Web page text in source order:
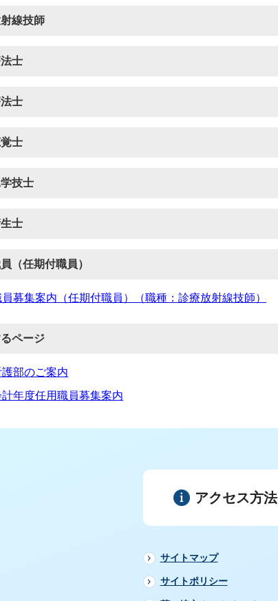
線技師
士
士
士
技士
士
（任期付職員）
募集案内（任期付職員）（職種：診療放射線技師）
ページ
護部のご案内
計年度任用職員募集案内
アクセス方法
サイトマップ
サイトポリシー